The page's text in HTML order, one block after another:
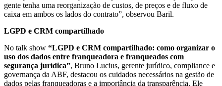
gente tenha uma reorganização de custos, de preços e de fluxo de
caixa em ambos os lados do contrato”, observou Baril.
LGPD e CRM compartilhado
No talk show “LGPD e CRM compartilhado: como organizar o
uso dos dados entre franqueadora e franqueados com
segurança jurídica”, Bruno Lucius, gerente jurídico, compliance e
governança da ABF, destacou os cuidados necessários na gestão de
dados pelas franqueadoras e a importância da transparência. Ele